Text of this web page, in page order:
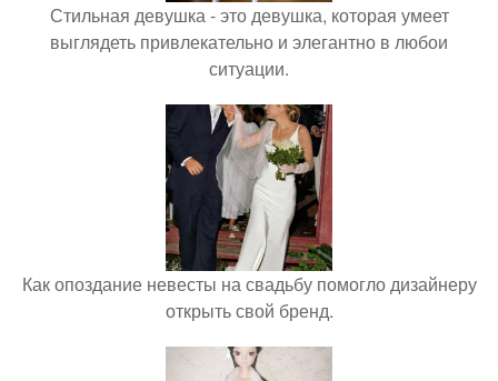
Стильная девушка - это девушка, которая умеет
выглядеть привлекательно и элегантно в любои
ситуации.
Как опоздание невесты на свадьбу помогло дизайнеру
открыть свой бренд.